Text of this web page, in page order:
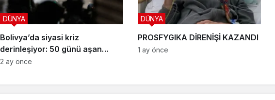
Bolivya’da siyasi kriz
derinleşiyor: 50 günü aşan
protestoların ardından OHAL
DÜNYA
2 ay önce
PROSFYGIKA DİRENİŞİ KAZANDI
DÜNYA
1 ay önce